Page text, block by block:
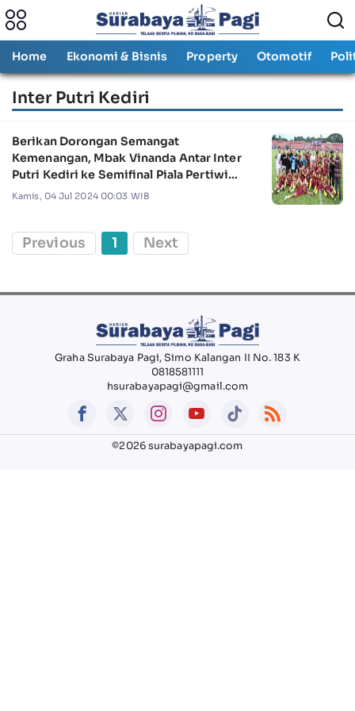
Home Ekonomi & Bisnis Property Otomotif
Inter Putri Kediri
Berikan Dorongan Semangat
Kemenangan, Mbak Vinanda Antar Inter
Putri Kediri ke Semifinal Piala Pertiwi
2024
Kamis, 04 Jul 2024 00:03 WIB
Previous 1 Next
Graha Surabaya Pagi, Simo Kalangan II No. 183 K
0818581111
hsurabayapagi@gmail.com
©2026 surabayapagi.com